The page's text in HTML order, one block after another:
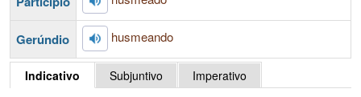
Gerúndio husmeando
Indicativo Subjuntivo
Imperativo